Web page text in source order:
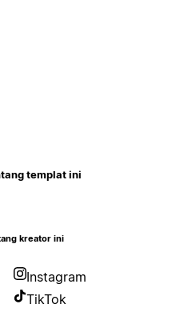
templat ini
kreator ini
Instagram
TikTok